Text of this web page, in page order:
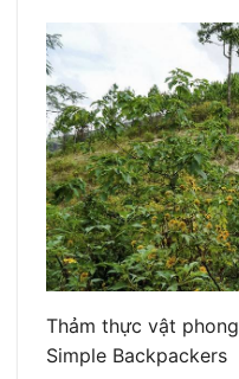
Thảm thực vật
Simple Backpackers